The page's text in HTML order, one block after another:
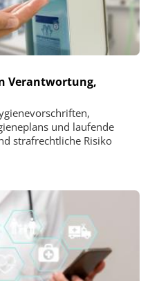
Verantwortung,
und laufende
strafrechtliche Risiko